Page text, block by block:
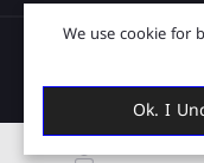
We use cookie for
Ok. I